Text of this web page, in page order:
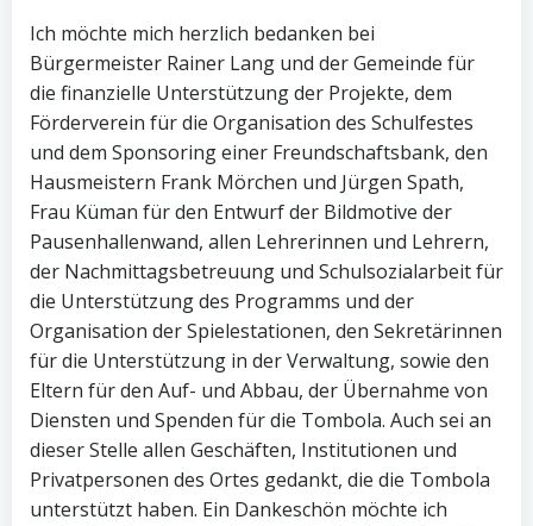
Ich möchte mich herzlich bedanken bei
Bürgermeister Rainer Lang und der Gemeinde für
die finanzielle Unterstützung der Projekte, dem
Förderverein für die Organisation des Schulfestes
und dem Sponsoring einer Freundschaftsbank, den
Hausmeistern Frank Mörchen und Jürgen Spath,
Frau Küman für den Entwurf der Bildmotive der
Pausenhallenwand, allen Lehrerinnen und Lehrern,
der Nachmittagsbetreuung und Schulsozialarbeit für
die Unterstützung des Programms und der
Organisation der Spielestationen, den Sekretärinnen
für die Unterstützung in der Verwaltung, sowie den
Eltern für den Auf- und Abbau, der Übernahme von
Diensten und Spenden für die Tombola. Auch sei an
dieser Stelle allen Geschäften, Institutionen und
Privatpersonen des Ortes gedankt, die die Tombola
unterstützt haben. Ein Dankeschön möchte ich